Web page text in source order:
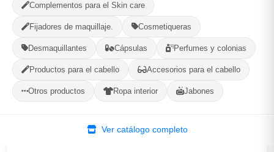
Complementos para el Skin care
Fijadores de maquillaje. Cosmetiqueras
Desmaquillantes Cápsulas Perfumes y colonias
Productos para el cabello Accesorios para el cabello
Otros productos Ropa interior Jabones
Ver catálogo completo
(BLIBE)Makeup...
Encrucijada, Villa Clara
PRODUCTOS CALIFICACIÓN